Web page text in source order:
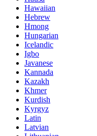
Hawaiian
Hebrew
Hmong
Hungarian
Icelandic
Igbo
Javanese
Kannada
Kazakh
Khmer
Kurdish
Kyrgyz
Latin
Latvian